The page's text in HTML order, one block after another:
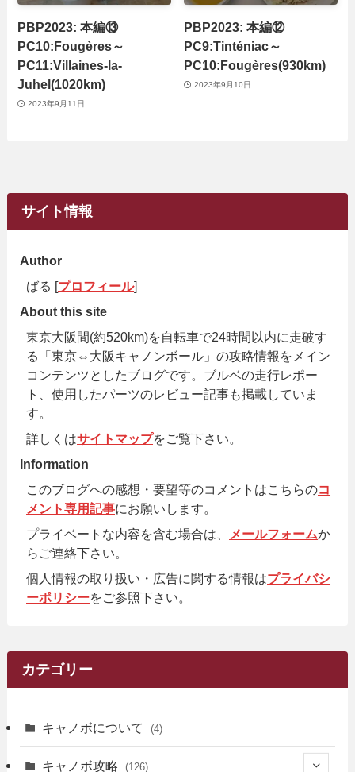
PBP2023: 本編⑬
PC10:Fougères～
PC11:Villaines-la-
Juhel(1020km)
2023年9月11日
PBP2023: 本編⑫
PC9:Tinténiac～
PC10:Fougères(930km)
2023年9月10日
サイト情報
Author
ばる [プロフィール]
About this site
東京大阪間(約520km)を自転車で24時間以内に走破す
る「東京⇔大阪キャノンボール」の攻略情報をメイン
コンテンツとしたブログです。ブルベの走行レポー
ト、使用したパーツのレビュー記事も掲載していま
す。
詳しくはサイトマップをご覧下さい。
Information
このブログへの感想・要望等のコメントはこちらのコ
メント専用記事にお願いします。
プライベートな内容を含む場合は、
メールフォームか
らご連絡下さい。
個人情報の取り扱い・広告に関する情報はプライバシ
ーポリシーをご参照下さい。
カテゴリー
キャノボについて (4)
キャノボ攻略 (126)